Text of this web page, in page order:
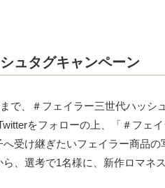
ュタグキャンペーン
で、＃フェイラー三世代ハッシ
をフォローの上、「＃フェ
受け継ぎたいフェイラー商品の
、選考で1名様に、新作ロマネ